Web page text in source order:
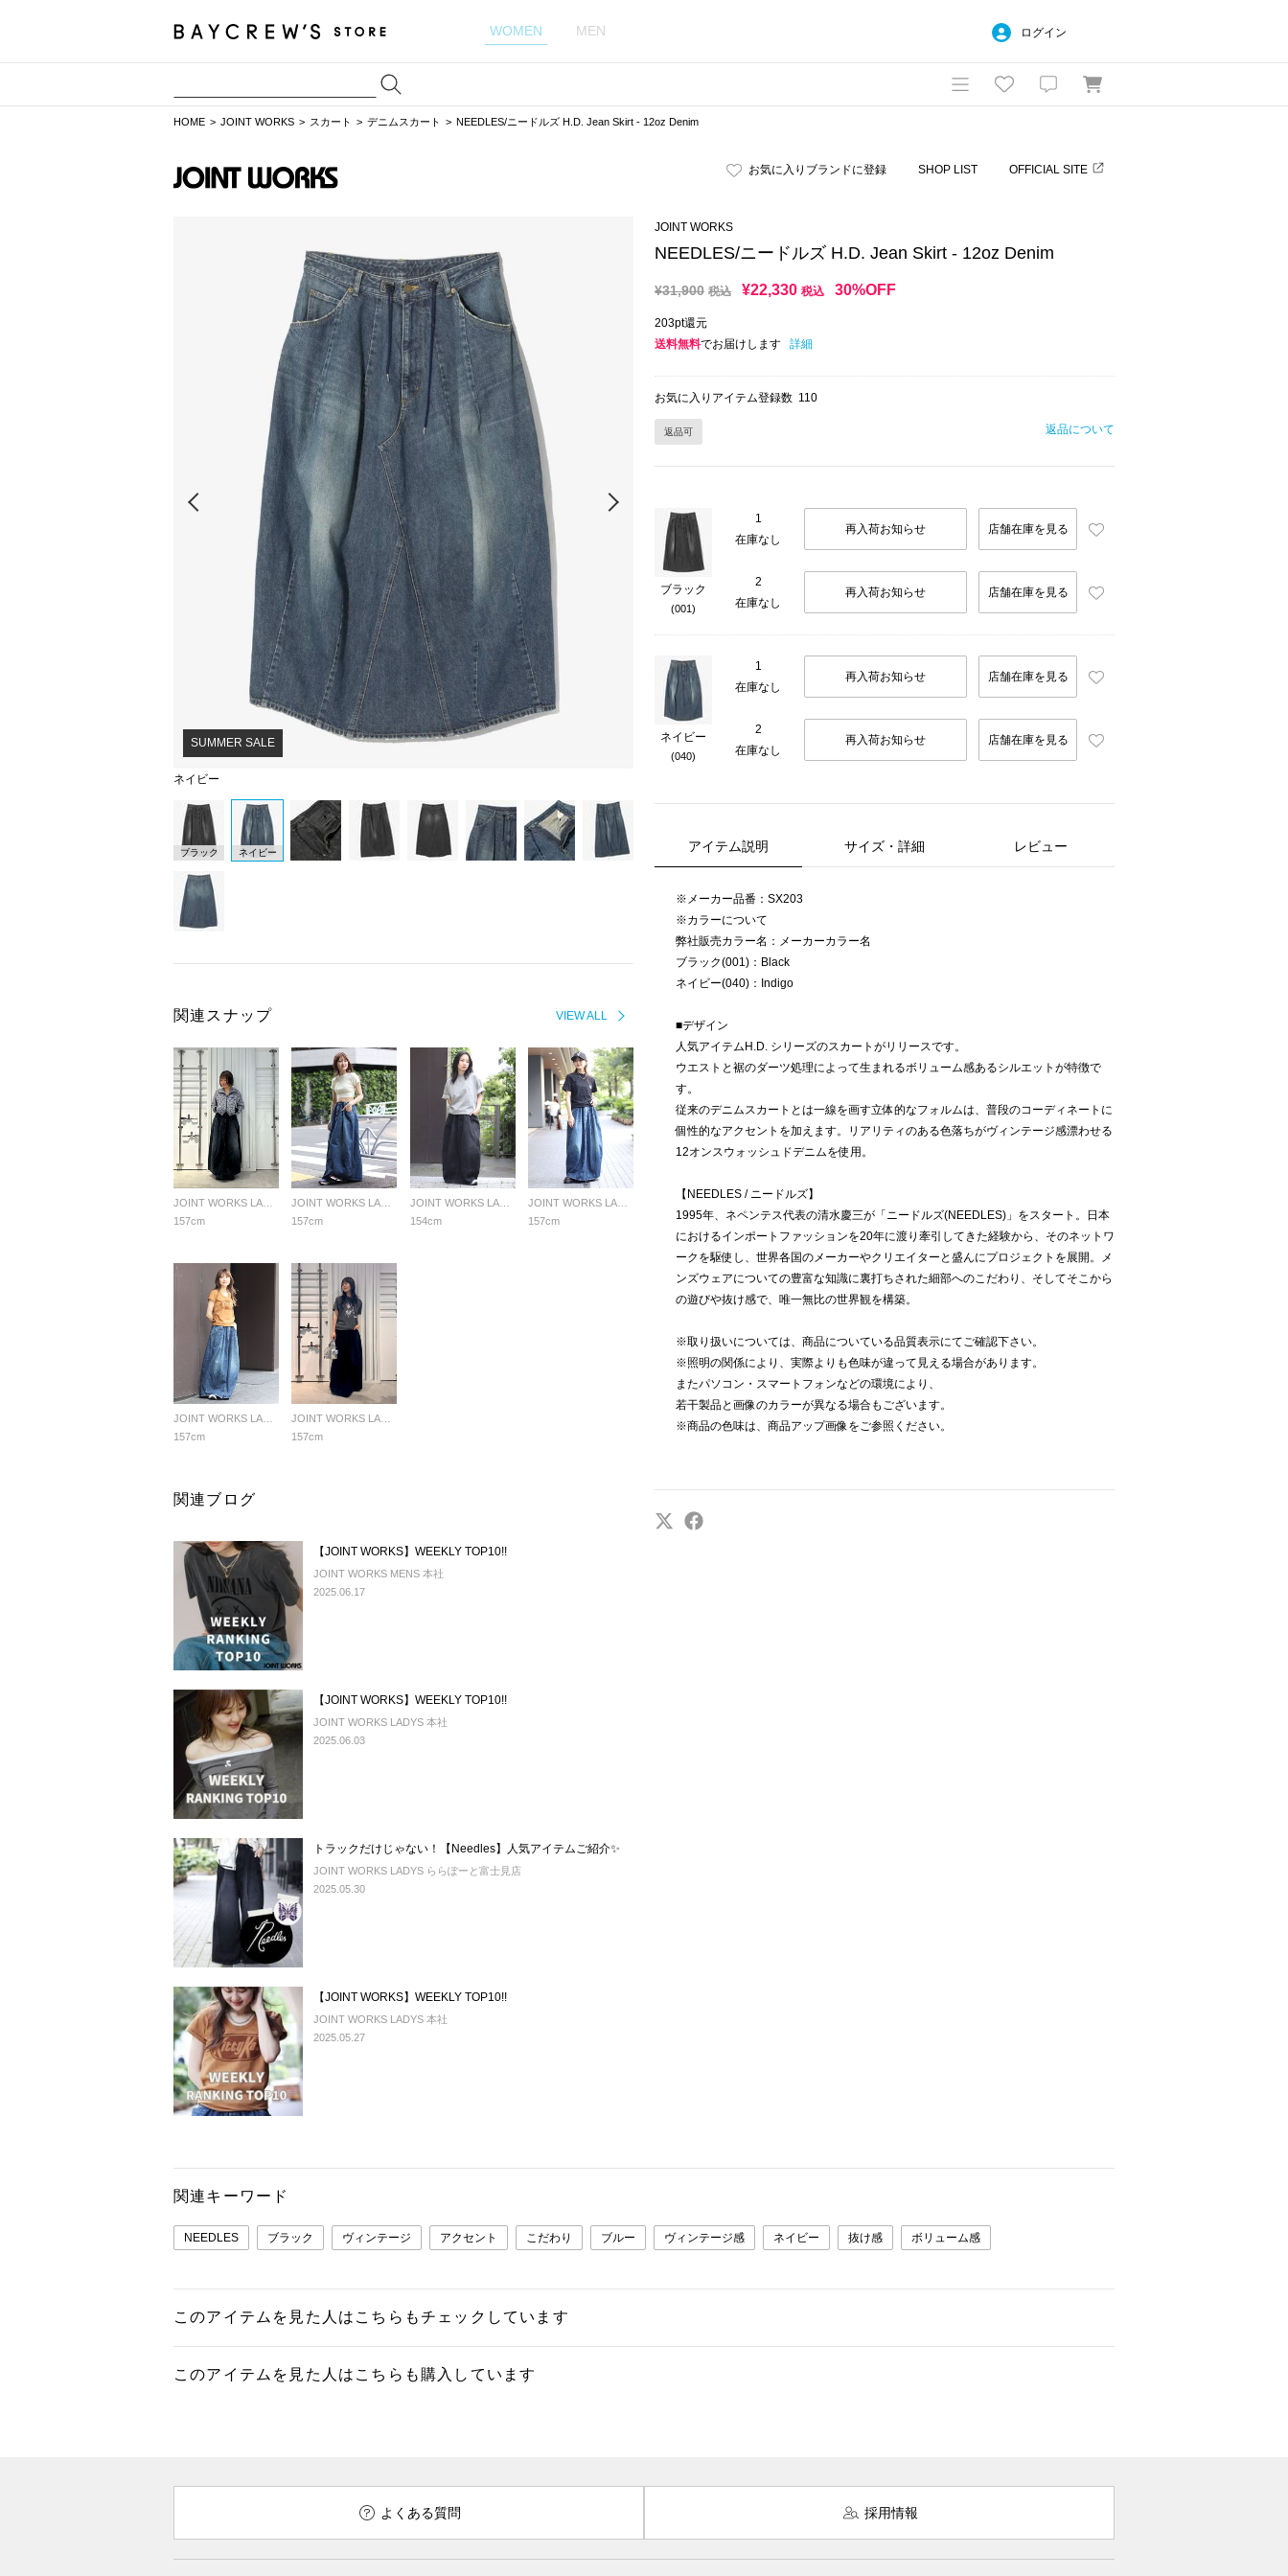
WOMEN MEN ログイン
HOME JOINT WORKS スカート デニムスカート NEEDLES/ニードルズ H.D. Jean Skirt - 12oz Denim
お気に入りブランドに登録 SHOP LIST OFFICIAL SITE
ネイビー
SUMMER SALE
ブラック ネイビー
VIEW ALL
関連スナップ
157cm
157cm
JOINT WORKS LADYS
154cm
JOINT WORKS LADYS
157cm
157cm
157cm
関連ブログ
【JOINT WORKS】WEEKLY TOP10!!
JOINT WORKS MENS 本社
2025.06.17
【JOINT WORKS】WEEKLY TOP10!!
JOINT WORKS LADYS 本社
2025.06.03
トラックだけじゃない！【Needles】人気アイテムご紹介✨
JOINT WORKS LADYS ららぽーと富士見店
2025.05.30
【JOINT WORKS】WEEKLY TOP10!!
JOINT WORKS LADYS 本社
2025.05.27
JOINT WORKS
NEEDLES/ニードルズ H.D. Jean Skirt - 12oz Denim
¥31,900 税込 ¥22,330 税込 30%OFF
203pt還元
送料無料でお届けします 詳細
お気に入りアイテム登録数 110
返品可 返品について
ブラック
(001)
1
在庫なし
再入荷お知らせ 店舗在庫を見る
2
在庫なし
再入荷お知らせ 店舗在庫を見る
ネイビー
(040)
1
在庫なし
再入荷お知らせ 店舗在庫を見る
2
在庫なし
再入荷お知らせ 店舗在庫を見る
アイテム説明 サイズ・詳細 レビュー
※メーカー品番：SX203
※カラーについて
弊社販売カラー名：メーカーカラー名
ブラック(001)：Black
ネイビー(040)：Indigo
■デザイン
人気アイテムH.D. シリーズのスカートがリリースです。
ウエストと裾のダーツ処理によって生まれるボリューム感あるシルエットが特徴で
す。
従来のデニムスカートとは一線を画す立体的なフォルムは、普段のコーディネートに
個性的なアクセントを加えます。リアリティのある色落ちがヴィンテージ感漂わせる
12オンスウォッシュドデニムを使用。
【NEEDLES / ニードルズ】
1995年、ネペンテス代表の清水慶三が「ニードルズ(NEEDLES)」をスタート。日本
におけるインポートファッションを20年に渡り牽引してきた経験から、そのネットワ
ークを駆使し、世界各国のメーカーやクリエイターと盛んにプロジェクトを展開。メ
ンズウェアについての豊富な知識に裏打ちされた細部へのこだわり、そしてそこから
の遊びや抜け感で、唯一無比の世界観を構築。
※取り扱いについては、商品についている品質表示にてご確認下さい。
※照明の関係により、実際よりも色味が違って見える場合があります。
またパソコン・スマートフォンなどの環境により、
若干製品と画像のカラーが異なる場合もございます。
※商品の色味は、商品アップ画像をご参照ください。
関連キーワード
NEEDLES ブラック ヴィンテージ アクセント こだわり ブルー ヴィンテージ感 ネイビー 抜け感 ボリューム感
このアイテムを見た人はこちらもチェックしています
このアイテムを見た人はこちらも購入しています
よくある質問 採用情報